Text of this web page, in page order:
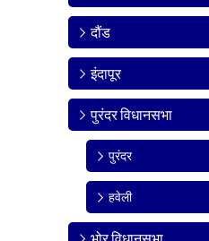
दौंड
इंदापूर
पुरंदर विधानसभा
पुरंदर
हवेली